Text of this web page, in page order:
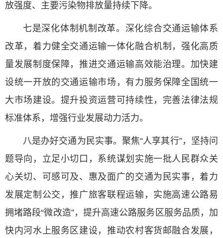
放强度、主要污染物排放量持续下降。
七是深化体制机制改革。深化综合交通运输体系
改革，着力健全交通运输一体化融合机制，强化高质
量发展制度保障，推进交通运输高效能治理。加快建
设统一开放的交通运输市场，有力服务保障全国统一
大市场建设。提升投资运营可持续性，完善法律法规
标准体系，增强行业发展动力活力。
八是办好交通为民实事。聚焦“人享其行”，坚持问
题导向，立足小切口，系统谋划实施一批人民群众关
心关切、可感可及、惠及面广的交通为民实事，着力
发展定制公交，推广旅客联程运输，实施高速公路易
拥堵路段“微改造”，提升高速公路服务区服务品质，加
快内河水上服务区建设，推动农村客货邮融合发展，